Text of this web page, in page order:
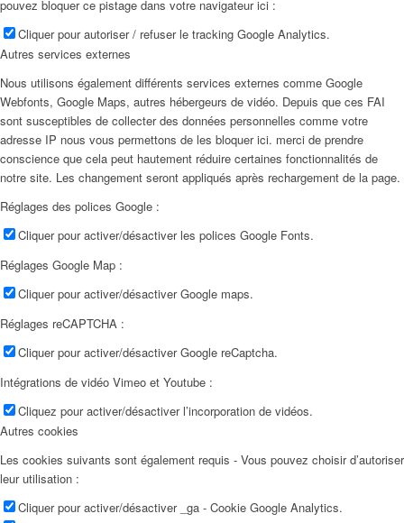
pouvez bloquer ce pistage dans votre navigateur ici :
Cliquer pour autoriser / refuser le tracking Google Analytics.
Autres services externes
Nous utilisons également différents services externes comme Google
Webfonts, Google Maps, autres hébergeurs de vidéo. Depuis que ces FAI
sont susceptibles de collecter des données personnelles comme votre
adresse IP nous vous permettons de les bloquer ici. merci de prendre
conscience que cela peut hautement réduire certaines fonctionnalités de
notre site. Les changement seront appliqués après rechargement de la page.
Réglages des polices Google :
Cliquer pour activer/désactiver les polices Google Fonts.
Réglages Google Map :
Cliquer pour activer/désactiver Google maps.
Réglages reCAPTCHA :
Cliquer pour activer/désactiver Google reCaptcha.
Intégrations de vidéo Vimeo et Youtube :
Cliquez pour activer/désactiver l’incorporation de vidéos.
Autres cookies
Les cookies suivants sont également requis - Vous pouvez choisir d’autoriser
leur utilisation :
Cliquer pour activer/désactiver _ga - Cookie Google Analytics.